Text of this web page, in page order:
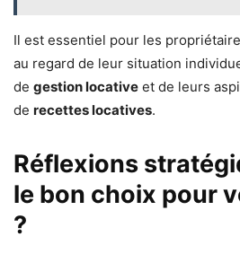
Il est essentiel pour les
au regard de leur situation
de gestion locative et de leurs
de recettes locatives.
Réflexions
le bon choix pour
?